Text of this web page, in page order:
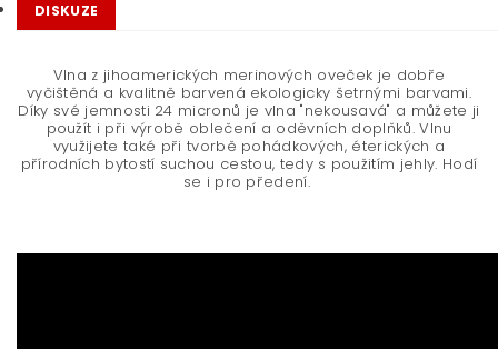
DISKUZE
Vlna z jihoamerických merinových oveček je dobře
vyčištěná a kvalitně barvená ekologicky šetrnými barvami.
Díky své jemnosti 24 micronů je vlna "nekousavá" a můžete ji
použít i při výrobě oblečení a oděvních doplňků. Vlnu
využijete také při tvorbě pohádkových, éterických a
přírodních bytostí suchou cestou, tedy s použitím jehly. Hodí
se i pro předení.